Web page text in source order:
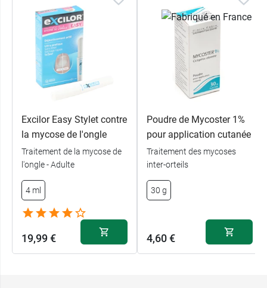
Excilor Easy Stylet contre
la mycose de l'ongle
Traitement de la mycose de
l'ongle - Adulte
4 ml
19,99 €
Poudre de Mycoster 1%
pour application cutanée
Traitement des mycoses
inter-orteils
30 g
4,60 €